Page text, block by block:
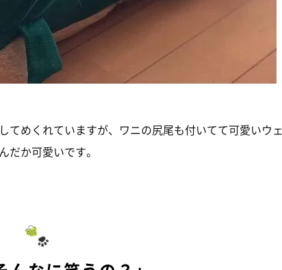
てめくれていますが、ワニの尻尾も付いてて可愛いウェ
か可愛いです。